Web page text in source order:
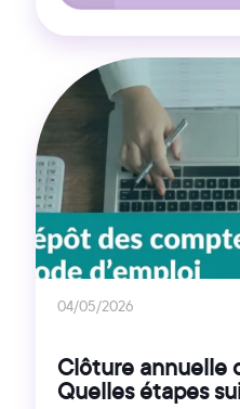
04/05/2026
Clôture annuelle
Quelles étapes